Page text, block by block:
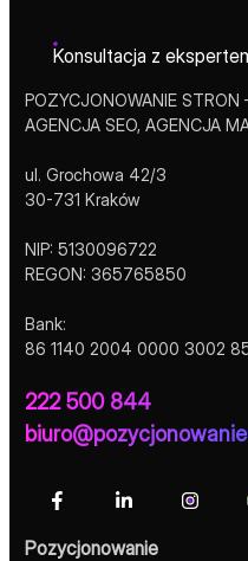
Konsultacja z
POZYCJONOWANIE STRON
AGENCJA SEO, AGENCJA
ul. Grochowa 42/3
30-731 Kraków
NIP: 5130096722
REGON: 365765850
Bank:
86 1140 2004 0000 3002
222 500 844
Pozycjonowanie